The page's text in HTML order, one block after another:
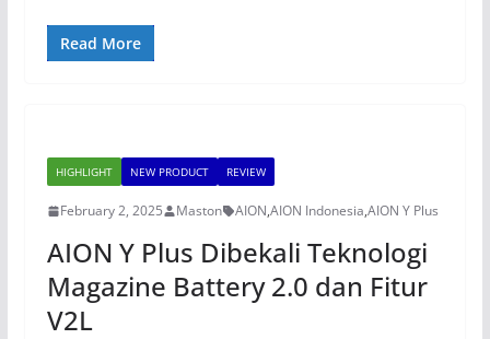
Read More
HIGHLIGHT NEW PRODUCT REVIEW
February 2, 2025 Maston AION,AION Indonesia,AION Y Plus
AION Y Plus Dibekali Teknologi
Magazine Battery 2.0 dan Fitur
V2L